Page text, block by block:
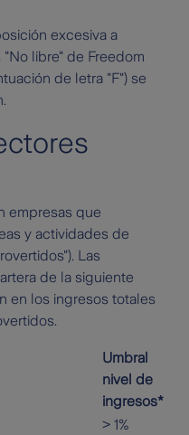
excesiva a
libre" de Freedom
de letra "F") se
empresas que
y actividades de
Las
de la siguiente
en los ingresos totales
Umbral
nivel de
ingresos*
> 1%